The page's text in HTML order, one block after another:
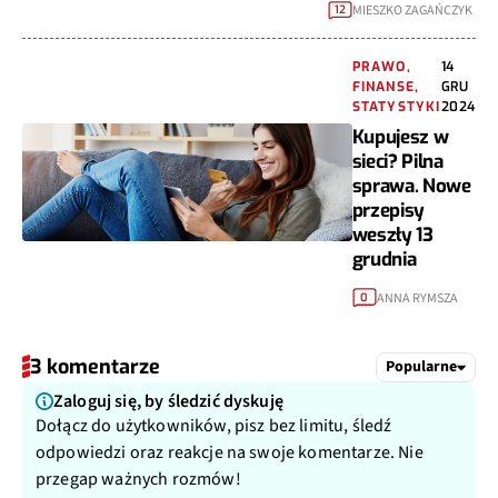
12 MIESZKO ZAGAŃCZYK
PRAWO,
FINANSE,
STATYSTYKI
14
GRU
2024
Kupujesz w
sieci? Pilna
sprawa. Nowe
przepisy
weszły 13
grudnia
0 ANNA RYMSZA
3 komentarze Popularne
Zaloguj się, by śledzić dyskuję
Dołącz do użytkowników, pisz bez limitu, śledź
odpowiedzi oraz reakcje na swoje komentarze. Nie
przegap ważnych rozmów!